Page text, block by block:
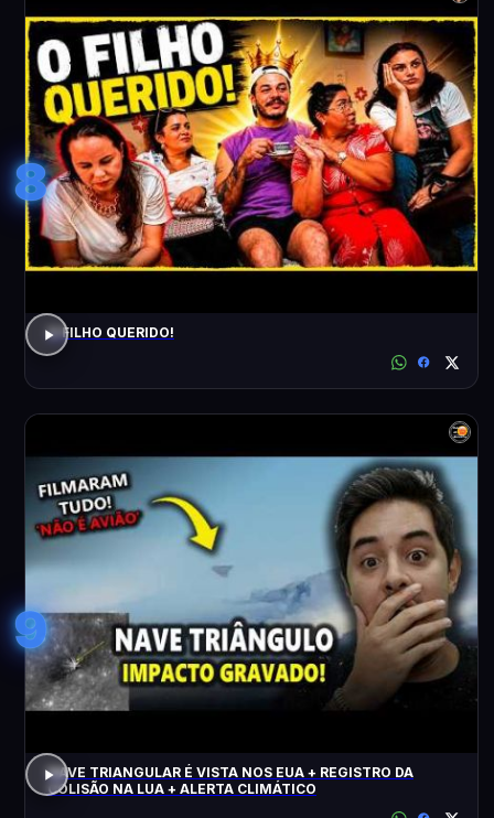
8
O FILHO QUERIDO!
9
NAVE TRIANGULAR É VISTA NOS EUA + REGISTRO DA
COLISÃO NA LUA + ALERTA CLIMÁTICO